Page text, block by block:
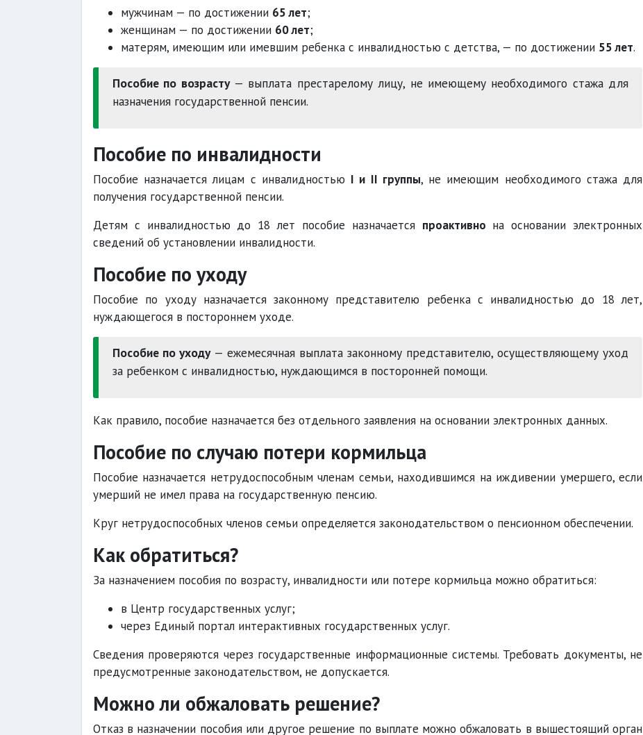
мужчинам — по достижении 65 лет;
женщинам — по достижении 60 лет;
матерям, имеющим или имевшим ребенка с инвалидностью с детства, — по достижении 55 лет.
Пособие по возрасту— выплата престарелому лицу, не имеющему необходимого стажа для
назначения государственной пенсии.
Пособие по инвалидности
Пособие назначается лицам с инвалидностью I и II группы, не имеющим необходимого стажа для
получения государственной пенсии.
Детям с инвалидностью до 18 лет пособие назначается проактивно на основании электронных
сведений об установлении инвалидности.
Пособие по уходу
Пособие по уходу назначается законному представителю ребенка с инвалидностью до 18 лет,
нуждающегося в постороннем уходе.
Пособие по уходу— ежемесячная выплата законному представителю, осуществляющему уход
за ребенком с инвалидностью, нуждающимся в посторонней помощи.
Как правило, пособие назначается без отдельного заявления на основании электронных данных.
Пособие по случаю потери кормильца
Пособие назначается нетрудоспособным членам семьи, находившимся на иждивении умершего, если
умерший не имел права на государственную пенсию.
Круг нетрудоспособных членов семьи определяется законодательством о пенсионном обеспечении.
Как обратиться?
За назначением пособия по возрасту, инвалидности или потере кормильца можно обратиться:
в Центр государственных услуг;
через Единый портал интерактивных государственных услуг.
Сведения проверяются через государственные информационные системы. Требовать документы, не
предусмотренные законодательством, не допускается.
Можно ли обжаловать решение?
Отказ в назначении пособия или другое решение по выплате можно обжаловать в вышестоящий орган